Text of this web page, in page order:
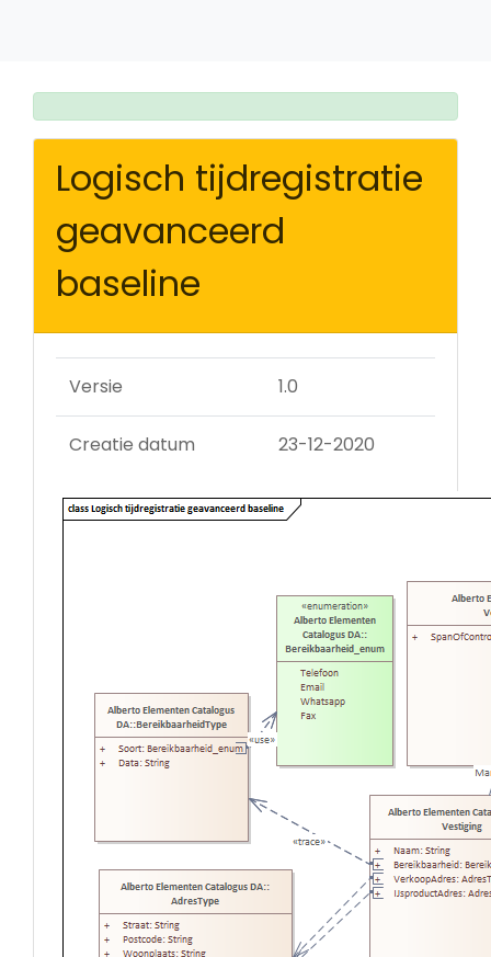
Logisch tijdregistratie
geavanceerd
baseline
Versie 1.0
Creatie datum 23-12-2020